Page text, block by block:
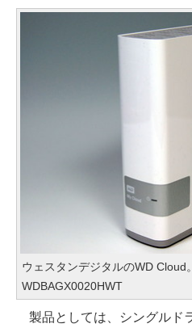
ウェスタンデジタルのWD Cloud
WDBAGX0020HWT
製品としては、シングルド